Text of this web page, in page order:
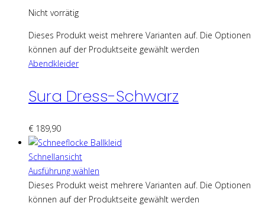
Nicht vorrätig
Dieses Produkt weist mehrere Varianten auf. Die Optionen
können auf der Produktseite gewählt werden
Abendkleider
Sura Dress-Schwarz
€ 189,90
Schnellansicht
Ausführung wählen
Dieses Produkt weist mehrere Varianten auf. Die Optionen
können auf der Produktseite gewählt werden